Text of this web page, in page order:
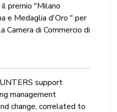
premio "Milano
e Medaglia d'Oro " per
di Commercio di
support
management
change, correlated to